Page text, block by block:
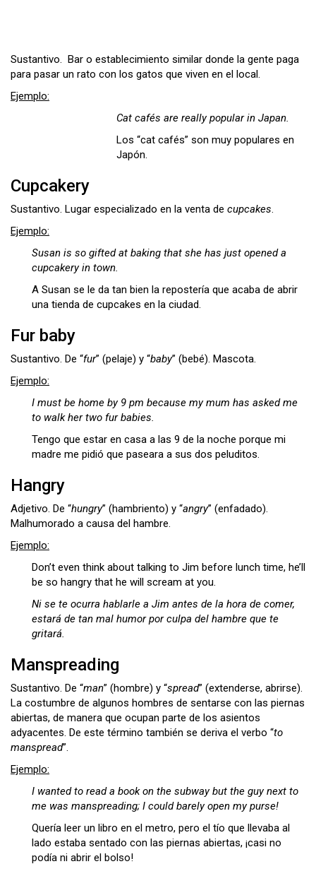
Sustantivo. Bar o establecimiento similar donde la gente paga
para pasar un rato con los gatos que viven en el local.
Ejemplo:
Cat cafés are really popular in Japan.
Los “cat cafés” son muy populares en
Japón.
Cupcakery
Sustantivo. Lugar especializado en la venta de cupcakes.
Ejemplo:
Susan is so gifted at baking that she has just opened a
cupcakery in town.
A Susan se le da tan bien la repostería que acaba de abrir
una tienda de cupcakes en la ciudad.
Fur baby
Sustantivo. De “fur” (pelaje) y “baby” (bebé). Mascota.
Ejemplo:
I must be home by 9 pm because my mum has asked me
to walk her two fur babies.
Tengo que estar en casa a las 9 de la noche porque mi
madre me pidió que paseara a sus dos peluditos.
Hangry
Adjetivo. De “hungry” (hambriento) y “angry” (enfadado).
Malhumorado a causa del hambre.
Ejemplo:
Don’t even think about talking to Jim before lunch time, he’ll
be so hangry that he will scream at you.
Ni se te ocurra hablarle a Jim antes de la hora de comer,
estará de tan mal humor por culpa del hambre que te
gritará.
Manspreading
Sustantivo. De “man” (hombre) y “spread” (extenderse, abrirse).
La costumbre de algunos hombres de sentarse con las piernas
abiertas, de manera que ocupan parte de los asientos
adyacentes. De este término también se deriva el verbo “to
manspread”.
Ejemplo:
I wanted to read a book on the subway but the guy next to
me was manspreading; I could barely open my purse!
Quería leer un libro en el metro, pero el tío que llevaba al
lado estaba sentado con las piernas abiertas, ¡casi no
podía ni abrir el bolso!